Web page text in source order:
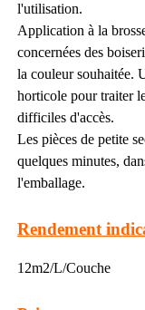
l'utilisation.
Application à la
concernées des
la couleur souhaitée.
horticole pour traiter
difficiles d'accès.
Les pièces de petite
quelques minutes,
l'emballage.
Rendement
12m2/L/Couche